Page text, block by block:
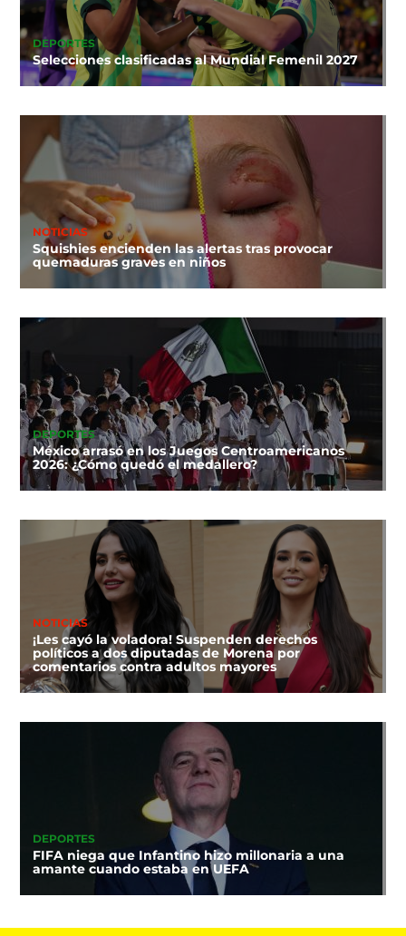
DEPORTES
Selecciones clasificadas al Mundial Femenil 2027
NOTICIAS
Squishies encienden las alertas tras provocar
quemaduras graves en niños
DEPORTES
México arrasó en los Juegos Centroamericanos
2026: ¿Cómo quedó el medallero?
NOTICIAS
¡Les cayó la voladora! Suspenden derechos
políticos a dos diputadas de Morena por
comentarios contra adultos mayores
DEPORTES
FIFA niega que Infantino hizo millonaria a una
amante cuando estaba en UEFA